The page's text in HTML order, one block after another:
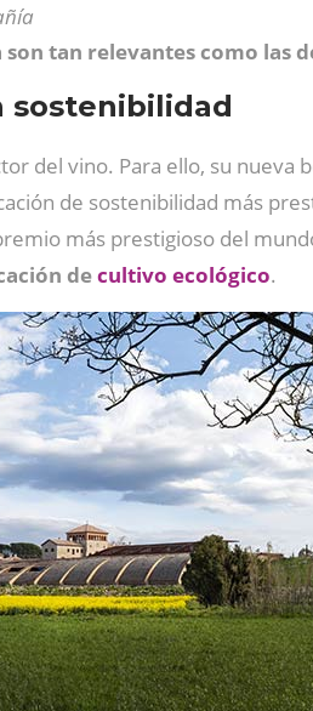
tan relevantes como las
sostenibilidad
del vino. Para ello, su nueva
de sostenibilidad más
más prestigioso del
decultivo ecológico.